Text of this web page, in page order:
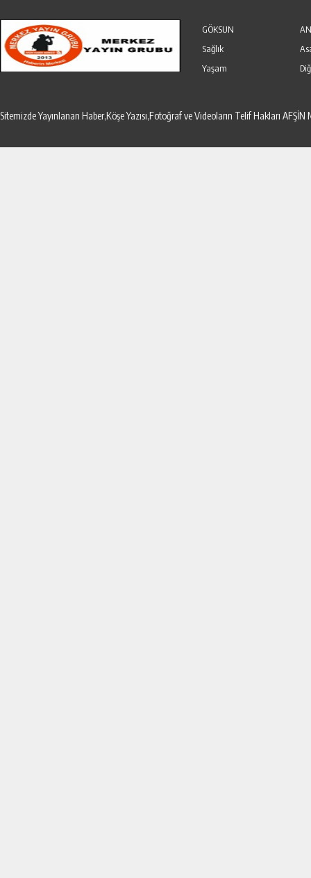
GÖKSUN
Sağlık
Yaşam
Sitemizde Yayınlanan Haber,Köşe Yazısı,Fotoğraf ve Videoların Telif Hakları